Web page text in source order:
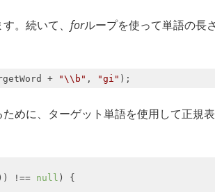
。続いて、 forループを使って単語の長
+ "\\b" , "gi"
めに、ターゲット単語を使用して正規
!== null